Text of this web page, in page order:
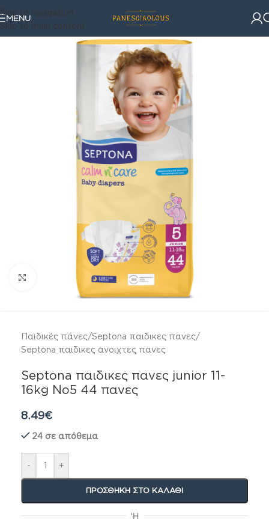
Skip to navigation
Skip to main content
MENU
Click to enlarge
Παιδικές πάνες/Septona παιδικες πανες/
Septona παιδικες ανοιχτες πανες
Septona παιδικες πανες junior 11-
16kg No5 44 πανες
8.49€
24 σε απόθεμα
- +
ΠΡΟΣΘΉΚΗ ΣΤΟ ΚΑΛΆΘΙ